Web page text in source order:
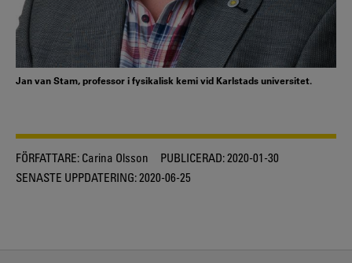
Jan van Stam, professor i fysikalisk kemi vid Karlstads universitet.
FÖRFATTARE: Carina Olsson PUBLICERAD:2020-01-30
SENASTE UPPDATERING:2020-06-25